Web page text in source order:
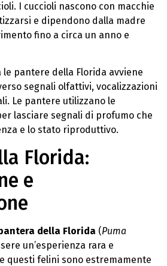
I cuccioli nascono con macchie
e dipendono dalla madre
fino a circa un anno e
le pantere della Florida avviene
segnali olfattivi, vocalizzazioni
Le pantere utilizzano le
lasciare segnali di profumo che
e lo stato riproduttivo.
Florida:
e
della Florida (Puma
un’esperienza rara e
questi felini sono estremamente